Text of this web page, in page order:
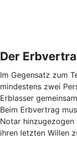
Der
Im Gegensatz zum
mindestens zwei
Erblasser
Beim Erbvertrag
Notar
ihren letzten Willen